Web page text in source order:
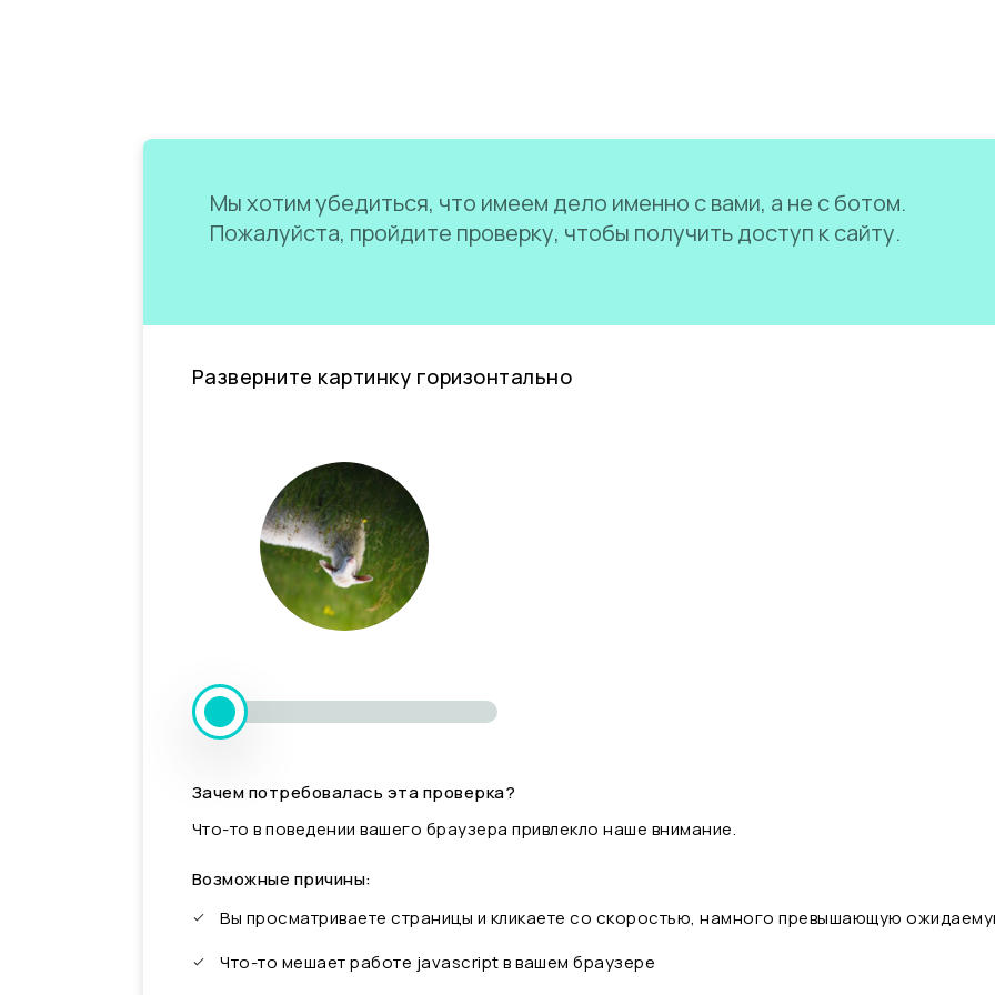
Мы хотим убедиться, что имеем дело именно с вами, а не с ботом.
Пожалуйста, пройдите проверку, чтобы получить доступ к сайту.
Разверните картинку горизонтально
Зачем потребовалась эта проверка?
Что-то в поведении вашего браузера привлекло наше внимание.
Возможные причины:
Вы просматриваете страницы и кликаете со скоростью, намного превышающую
Что-то мешает работе javascript в вашем браузере